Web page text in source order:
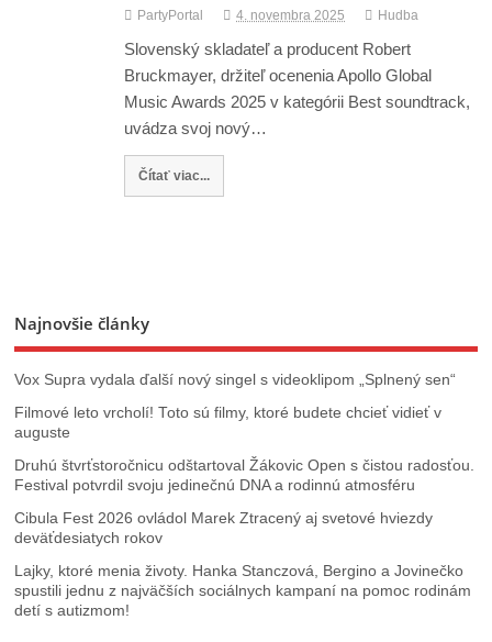
PartyPortal 4. novembra 2025 Hudba
Slovenský skladateľ a producent Robert
Bruckmayer, držiteľ ocenenia Apollo Global
Music Awards 2025 v kategórii Best soundtrack,
uvádza svoj nový…
Čítať viac...
Najnovšie články
Vox Supra vydala ďalší nový singel s videoklipom „Splnený sen“
Filmové leto vrcholí! Toto sú filmy, ktoré budete chcieť vidieť v
auguste
Druhú štvrťstoročnicu odštartoval Žákovic Open s čistou radosťou.
Festival potvrdil svoju jedinečnú DNA a rodinnú atmosféru
Cibula Fest 2026 ovládol Marek Ztracený aj svetové hviezdy
deväťdesiatych rokov
Lajky, ktoré menia životy. Hanka Stanczová, Bergino a Jovinečko
spustili jednu z najväčších sociálnych kampaní na pomoc rodinám
detí s autizmom!